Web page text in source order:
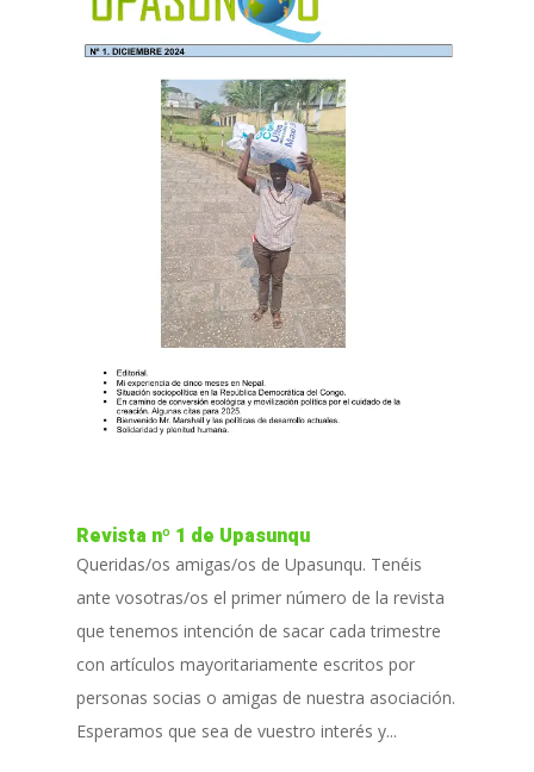
Revista nº 1 de Upasunqu
Queridas/os amigas/os de Upasunqu. Tenéis
ante vosotras/os el primer número de la revista
que tenemos intención de sacar cada trimestre
con artículos mayoritariamente escritos por
personas socias o amigas de nuestra asociación.
Esperamos que sea de vuestro interés y...